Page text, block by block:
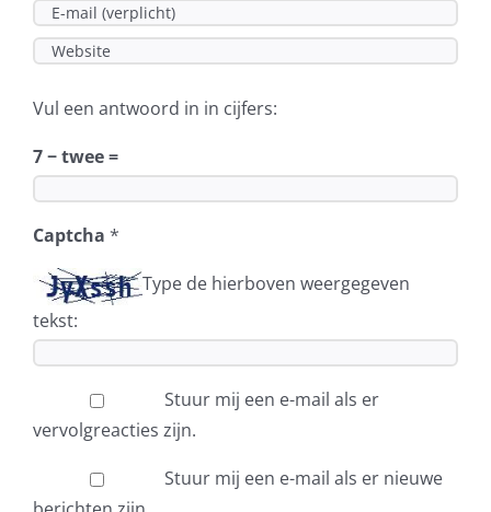
Vul een antwoord in in cijfers:
7 − twee =
Captcha *
Type de hierboven weergegeven
tekst:
Stuur mij een e-mail als er
vervolgreacties zijn.
Stuur mij een e-mail als er nieuwe